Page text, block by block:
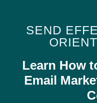
SEND
Learn How
Email